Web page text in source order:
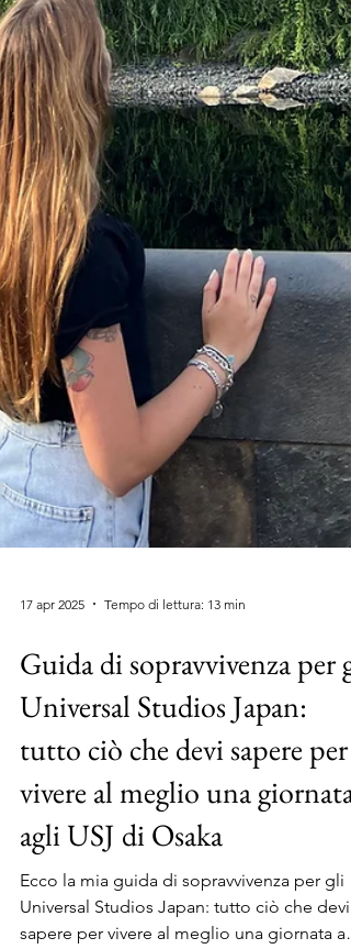
17 apr 2025 Tempo di lettura: 13 min
Guida di sopravvivenza per gli
Universal Studios Japan:
tutto ciò che devi sapere per
vivere al meglio una giornata
agli USJ di Osaka